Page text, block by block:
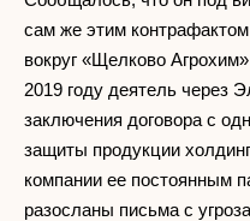
сам же этим
вокруг «Щелково
2019 году деятель через
заключения договора с
защиты продукции
компании ее постоянным
разосланы письма с